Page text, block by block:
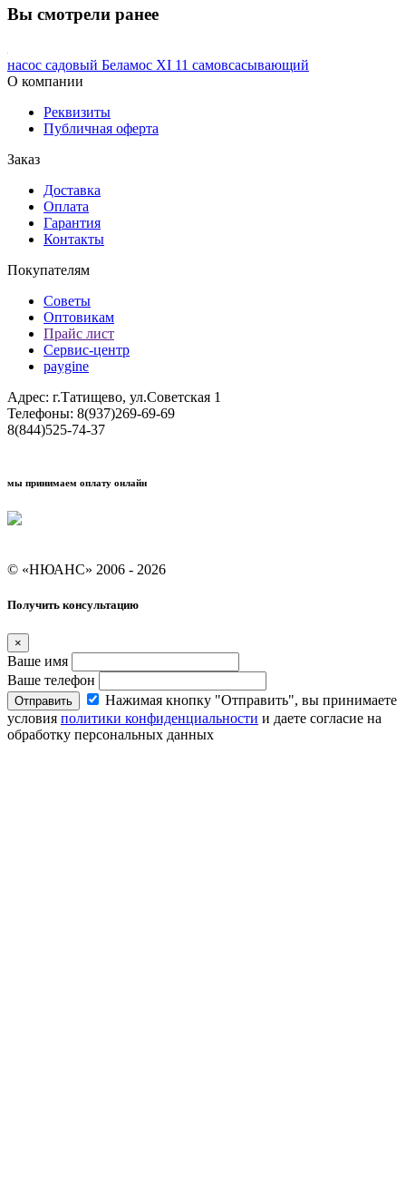
Вы смотрели ранее
насос садовый Беламос XI 11 самовсасывающий
О компании
Реквизиты
Публичная оферта
Заказ
Доставка
Оплата
Гарантия
Контакты
Покупателям
Советы
Оптовикам
Прайс лист
Сервис-центр
paygine
Адрес: г.Татищево, ул.Советская 1
Телефоны: 8(937)269-69-69
8(844)525-74-37
мы принимаем оплату онлайн
© «НЮАНС» 2006 - 2026
Получить консультацию
×
Ваше имя
Ваше телефон
Отправить
Нажимая кнопку "Отправить", вы принимаете
условия политики конфиденциальности и даете согласие на
обработку персональных данных